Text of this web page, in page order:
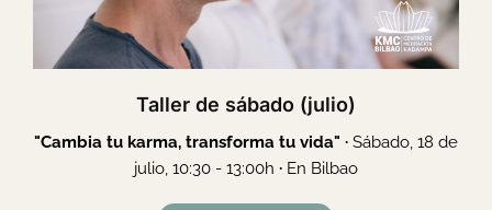
Taller de sábado (julio)
"Cambia tu karma, transforma tu vida" · Sábado, 18 de
julio, 10:30 - 13:00h · En Bilbao